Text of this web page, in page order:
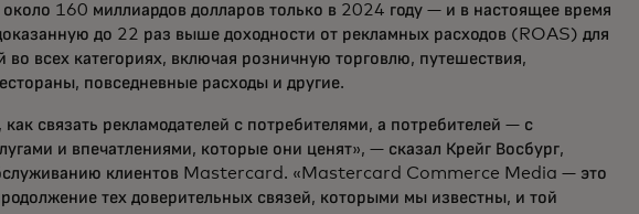
160 миллиардов долларов только в 2024 году — и в настоящее время
до 22 раз выше доходности от рекламных расходов (ROAS) для
во всех категориях, включая розничную торговлю, путешествия,
повседневные расходы и другие.
связать рекламодателей с потребителями, а потребителей — с
и впечатлениями, которые они ценят», — сказал Крейг Восбург,
клиентов Mastercard. «Mastercard Commerce Media — это
тех доверительных связей, которыми мы известны, и той